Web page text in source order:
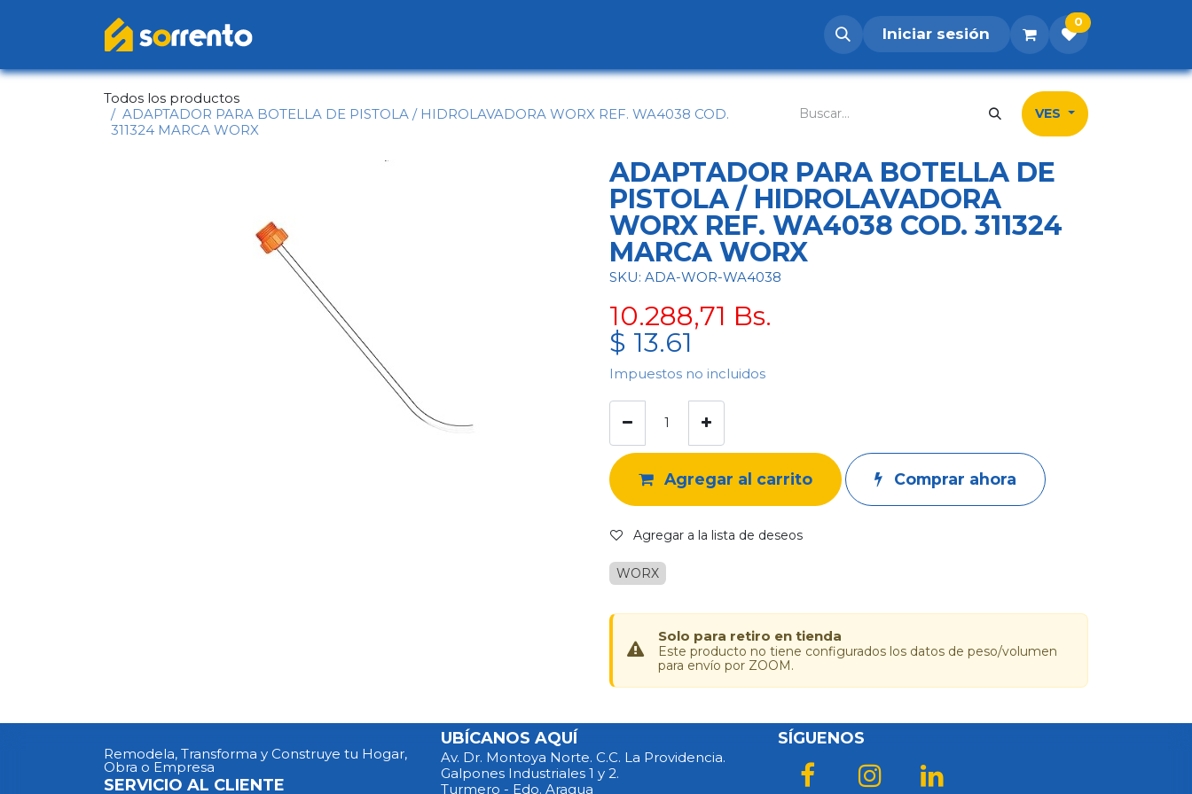
Postúlate Inicio Tienda
Iniciar sesión
0
Todos los productos
ADAPTADOR PARA BOTELLA DE PISTOLA / HIDROLAVADORA WORX REF. WA4038 COD.
311324 MARCA WORX
VES
ADAPTADOR PARA BOTELLA DE
PISTOLA / HIDROLAVADORA
WORX REF. WA4038 COD. 311324
MARCA WORX
SKU: ADA-WOR-WA4038
10.288,71 Bs.
$ 13.61
Impuestos no incluidos
Agregar al carrito Comprar ahora
Agregar a la lista de deseos
WORX
Solo para retiro en tienda
Este producto no tiene configurados los datos de peso/volumen
para envío por ZOOM.
Remodela, Transforma y Construye tu Hogar,
Obra o Empresa
SERVICIO AL CLIENTE
UBÍCANOS AQUÍ
Av. Dr. Montoya Norte. C.C. La Providencia.
Galpones Industriales 1 y 2.
Turmero - Edo. Aragua
SÍGUENOS